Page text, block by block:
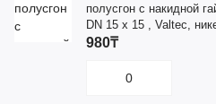
полусгон с накидной
DN 15 x 15 , Valtec,
980₸